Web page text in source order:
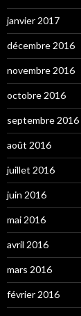
janvier 2017
décembre 2016
novembre 2016
octobre 2016
septembre 2016
août 2016
juillet 2016
juin 2016
mai 2016
avril 2016
mars 2016
février 2016